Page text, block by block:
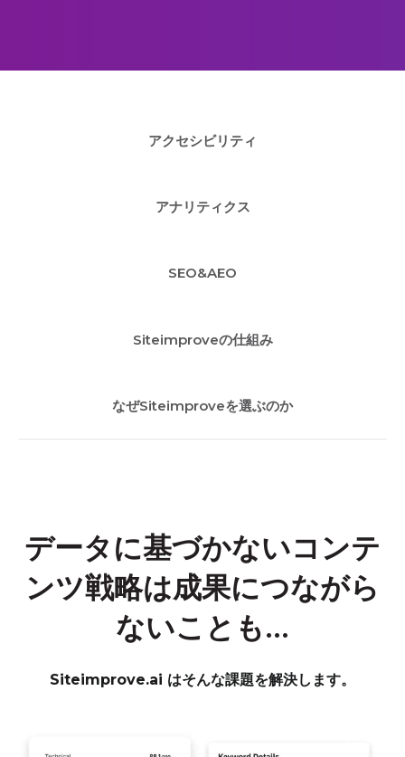
アクセシビリティ
アナリティクス
SEO&AEO
Siteimproveの仕組み
なぜSiteimproveを選ぶのか
データに基づかないコンテ
ンツ戦略は成果につながら
ないことも​...
Siteimprove.ai はそんな課題を解決します。